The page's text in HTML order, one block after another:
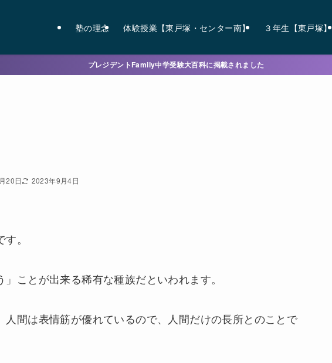
塾の理念 体験授業【東戸塚・センター南】 ３年生【東戸塚】
プレジデントFamily中学受験大百科に掲載されました
20日 2023年9月4日
。
ことが出来る稀有な種族だといわれます。
人間は表情筋が優れているので、人間だけの長所とのことで